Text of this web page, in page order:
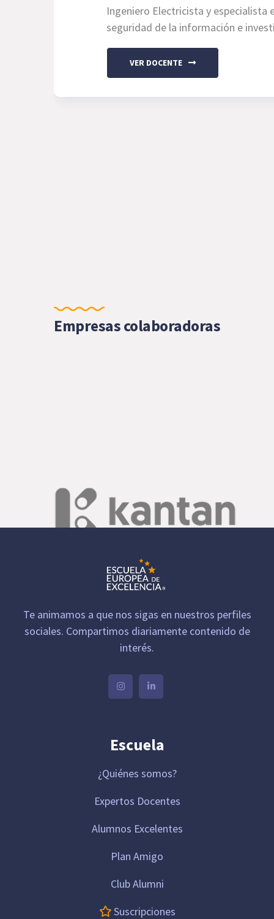
Ingeniero Electricista y
seguridad de la información e
VER DOCENTE
Empresas colaboradoras
Te animamos a que nos sigas en nuestros perfiles
sociales. Compartimos diariamente contenido de
interés.
Escuela
¿Quiénes somos?
Expertos Docentes
Alumnos Excelentes
Plan Amigo
Club Alumni
Suscripciones